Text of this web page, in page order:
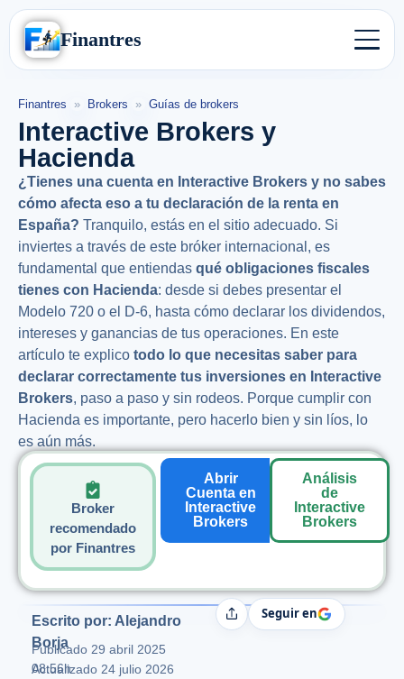
Finantres
Finantres » Brokers » Guías de brokers
Interactive Brokers y
Hacienda
¿Tienes una cuenta en Interactive Brokers y no sabes
cómo afecta eso a tu declaración de la renta en
España? Tranquilo, estás en el sitio adecuado. Si
inviertes a través de este bróker internacional, es
fundamental que entiendas qué obligaciones fiscales
tienes con Hacienda: desde si debes presentar el
Modelo 720 o el D-6, hasta cómo declarar los dividendos,
intereses y ganancias de tus operaciones. En este
artículo te explico todo lo que necesitas saber para
declarar correctamente tus inversiones en Interactive
Brokers, paso a paso y sin rodeos. Porque cumplir con
Hacienda es importante, pero hacerlo bien y sin líos, lo
es aún más.
Broker
recomendado
por Finantres
Abrir
Cuenta en
Interactive
Brokers
Análisis
de
Interactive
Brokers
Escrito por: Alejandro
Borja
Publicado 29 abril 2025
08:56h
Actualizado 24 julio 2026
CompartirSeguir en